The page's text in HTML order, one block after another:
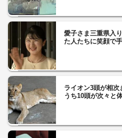
愛子さま三重県入
た人たちに笑顔で
ライオン3頭が相
うち10頭が次々と